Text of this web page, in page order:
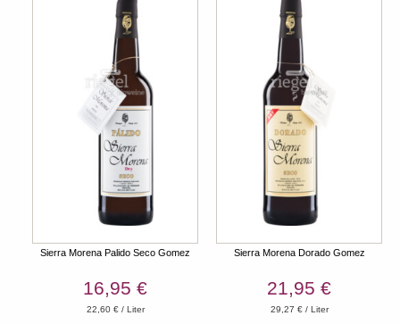
Sierra Morena Palido Seco Gomez
16,95 €
22,60 € / Liter
Sierra Morena Dorado Gomez
21,95 €
29,27 € / Liter